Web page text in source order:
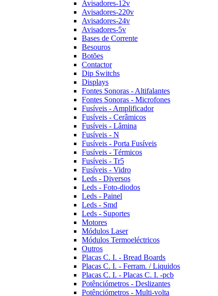
Avisadores-12v
Avisadores-220v
Avisadores-24v
Avisadores-5v
Bases de Corrente
Besouros
Botões
Contactor
Dip Switchs
Displays
Fontes Sonoras - Altifalantes
Fontes Sonoras - Microfones
Fusíveis - Amplificador
Fusíveis - Cerâmicos
Fusíveis - Lâmina
Fusíveis - N
Fusíveis - Porta Fusíveis
Fusíveis - Térmicos
Fusíveis - Tr5
Fusíveis - Vidro
Leds - Diversos
Leds - Foto-diodos
Leds - Painel
Leds - Smd
Leds - Suportes
Motores
Módulos Laser
Módulos Termoeléctricos
Outros
Placas C. I. - Bread Boards
Placas C. I. - Ferram. / Liquidos
Placas C. I. - Placas C. I. -pcb
Potênciómetros - Deslizantes
Potênciómetros - Multi-volta